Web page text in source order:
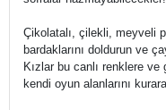
Çikolatalı, çilekli, meyveli
bardaklarını doldurun ve
Kızlar bu canlı renklere
kendi oyun alanlarını